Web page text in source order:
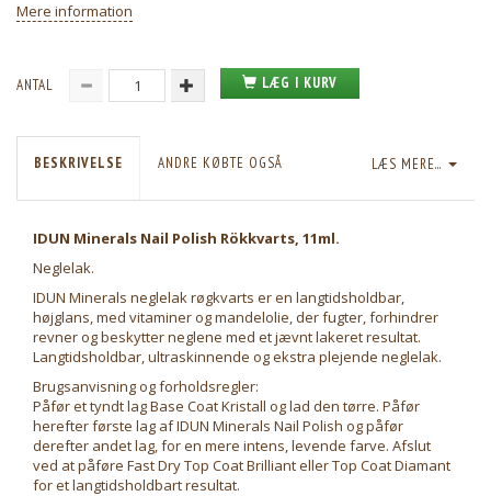
Mere information
ANTAL LÆG I KURV
LÆS MERE...
BESKRIVELSE ANDRE KØBTE OGSÅ
IDUN Minerals Nail Polish Rökkvarts, 11ml.
Neglelak.
IDUN Minerals neglelak røgkvarts er en langtidsholdbar,
højglans, med vitaminer og mandelolie, der fugter, forhindrer
revner og beskytter neglene med et jævnt lakeret resultat.
Langtidsholdbar, ultraskinnende og ekstra plejende neglelak.
Brugsanvisning og forholdsregler:
Påfør et tyndt lag Base Coat Kristall og lad den tørre. Påfør
herefter første lag af IDUN Minerals Nail Polish og påfør
derefter andet lag, for en mere intens, levende farve. Afslut
ved at påføre Fast Dry Top Coat Brilliant eller Top Coat Diamant
for et langtidsholdbart resultat.